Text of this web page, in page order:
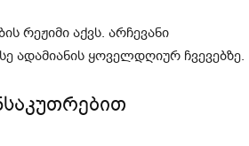
რეჟიმი აქვს. არჩევანი
ყოველდღიურ ჩვევებზე.